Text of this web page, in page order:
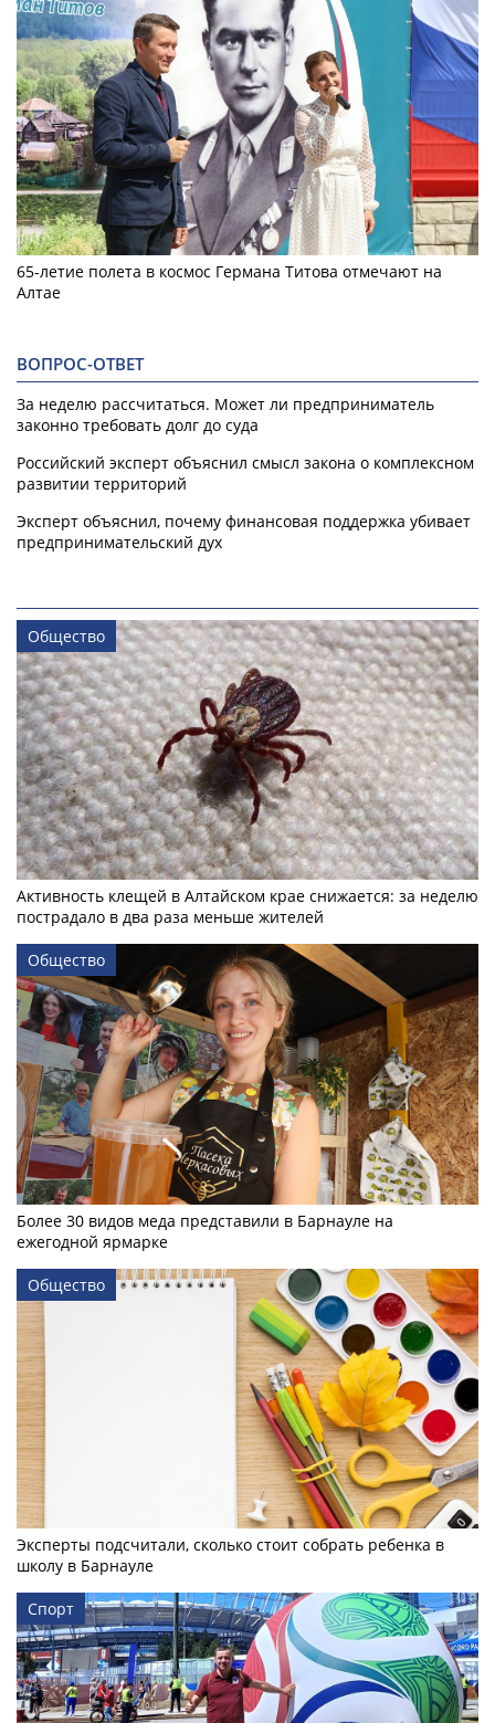
65-летие полета в космос Германа Титова отмечают на
Алтае
ВОПРОС-ОТВЕТ
За неделю рассчитаться. Может ли предприниматель
законно требовать долг до суда
Российский эксперт объяснил смысл закона о комплексном
развитии территорий
Эксперт объяснил, почему финансовая поддержка убивает
предпринимательский дух
Общество
Активность клещей в Алтайском крае снижается: за неделю
пострадало в два раза меньше жителей
Общество
Более 30 видов меда представили в Барнауле на
ежегодной ярмарке
Общество
Эксперты подсчитали, сколько стоит собрать ребенка в
школу в Барнауле
Спорт